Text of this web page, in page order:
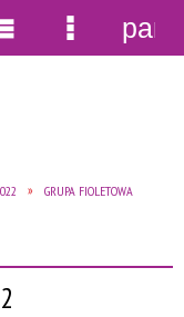
GRUPA FIOLETOWA
Menu